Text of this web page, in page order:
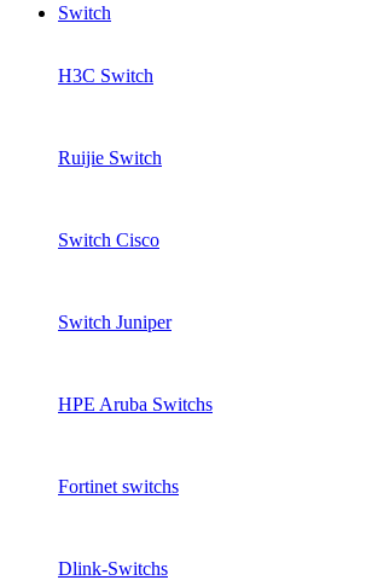
Switch
H3C Switch
Ruijie Switch
Switch Cisco
Switch Juniper
HPE Aruba Switchs
Fortinet switchs
Dlink-Switchs